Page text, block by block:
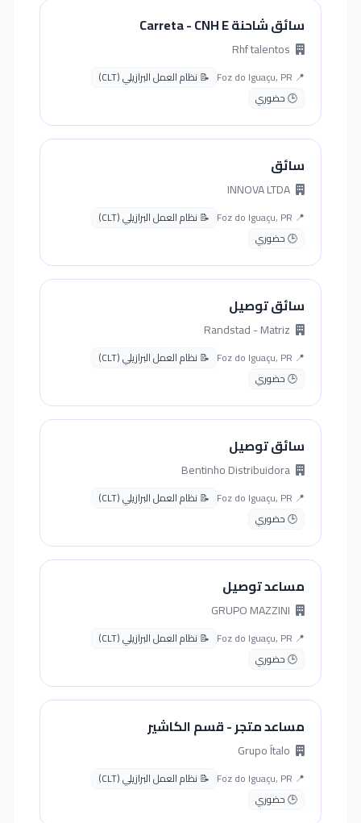
سائق شاحنة Carreta - CNH E
📍 Foz do Iguaçu, PR
📝 نظام العمل البرازيلي (CLT)
🕒 حضوري
سائق
📍 Foz do Iguaçu, PR
📝 نظام العمل البرازيلي (CLT)
🕒 حضوري
سائق توصيل
📍 Foz do Iguaçu, PR
📝 نظام العمل البرازيلي (CLT)
🕒 حضوري
سائق توصيل
📍 Foz do Iguaçu, PR
📝 نظام العمل البرازيلي (CLT)
🕒 حضوري
مساعد توصيل
📍 Foz do Iguaçu, PR
📝 نظام العمل البرازيلي (CLT)
🕒 حضوري
مساعد متجر - قسم الكاشير
📍 Foz do Iguaçu, PR
📝 نظام العمل البرازيلي (CLT)
🕒 حضوري